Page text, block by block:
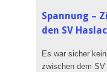
Spannung –
den SV
Es war sicher
zwischen dem SV